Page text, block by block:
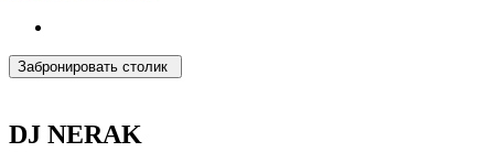
Забронировать столик
DJ NERAK